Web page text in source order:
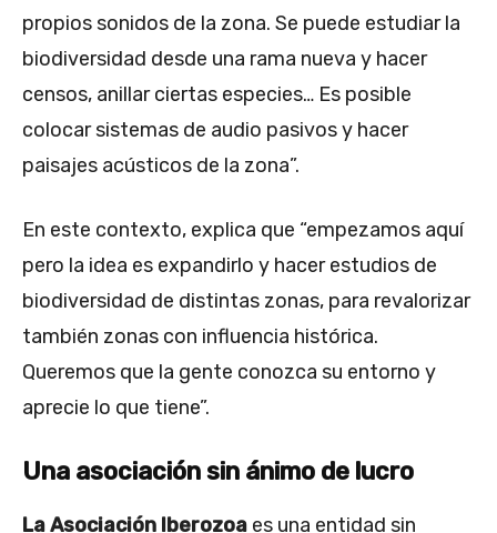
propios sonidos de la zona. Se puede estudiar la
biodiversidad desde una rama nueva y hacer
censos, anillar ciertas especies… Es posible
colocar sistemas de audio pasivos y hacer
paisajes acústicos de la zona”.
En este contexto, explica que “empezamos aquí
pero la idea es expandirlo y hacer estudios de
biodiversidad de distintas zonas, para revalorizar
también zonas con influencia histórica.
Queremos que la gente conozca su entorno y
aprecie lo que tiene”.
Una asociación sin ánimo de lucro
La Asociación Iberozoa es una entidad sin